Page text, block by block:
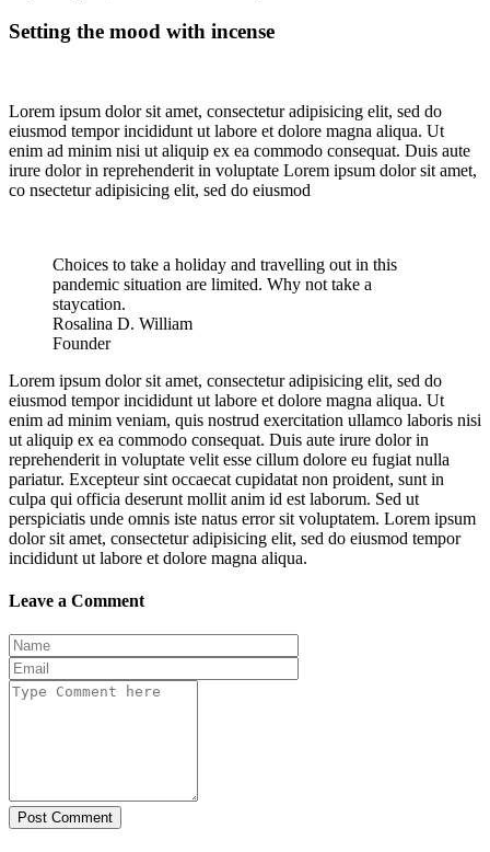
Setting the mood with incense
Lorem ipsum dolor sit amet, consectetur adipisicing elit, sed do
eiusmod tempor incididunt ut labore et dolore magna aliqua. Ut
enim ad minim nisi ut aliquip ex ea commodo consequat. Duis aute
irure dolor in reprehenderit in voluptate Lorem ipsum dolor sit amet,
co nsectetur adipisicing elit, sed do eiusmod
Choices to take a holiday and travelling out in this
pandemic situation are limited. Why not take a
staycation.
Rosalina D. William
Founder
Lorem ipsum dolor sit amet, consectetur adipisicing elit, sed do
eiusmod tempor incididunt ut labore et dolore magna aliqua. Ut
enim ad minim veniam, quis nostrud exercitation ullamco laboris nisi
ut aliquip ex ea commodo consequat. Duis aute irure dolor in
reprehenderit in voluptate velit esse cillum dolore eu fugiat nulla
pariatur. Excepteur sint occaecat cupidatat non proident, sunt in
culpa qui officia deserunt mollit anim id est laborum. Sed ut
perspiciatis unde omnis iste natus error sit voluptatem. Lorem ipsum
dolor sit amet, consectetur adipisicing elit, sed do eiusmod tempor
incididunt ut labore et dolore magna aliqua.
Leave a Comment
Post Comment